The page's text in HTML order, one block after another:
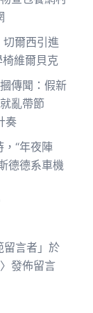
爾西引進
維爾貝克
傳聞：假新
亂帶節
奏
，“年夜陣
德德系車機
留言者 」於
〉發佈留言